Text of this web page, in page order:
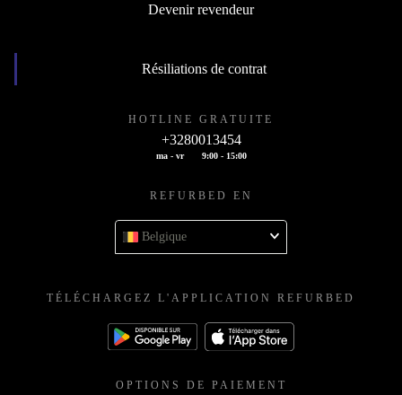
Devenir revendeur
Résiliations de contrat
HOTLINE GRATUITE
+3280013454
ma - vr 9:00 - 15:00
REFURBED EN
Belgique
TÉLÉCHARGEZ L'APPLICATION REFURBED
OPTIONS DE PAIEMENT